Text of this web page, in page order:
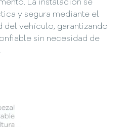
La instalación se
y segura mediante el
del vehículo, garantizando
sin necesidad de